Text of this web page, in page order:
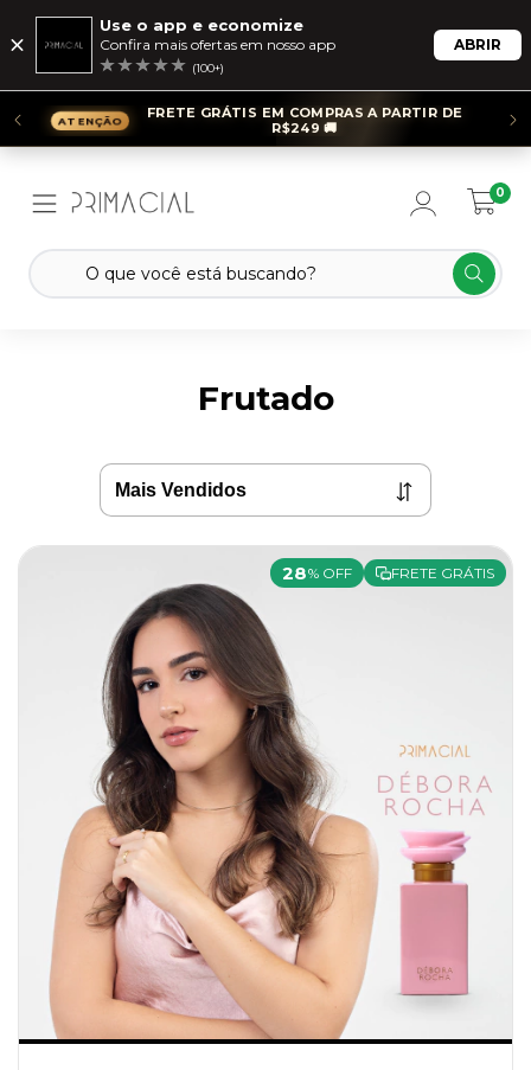
Use o app e economize
Confira mais ofertas em nosso app
(100+)
ABRIR
FRETE GRÁTIS EM COMPRAS A PARTIR DE
R$249 🚚
0
Frutado
28% OFF FRETE GRÁTIS